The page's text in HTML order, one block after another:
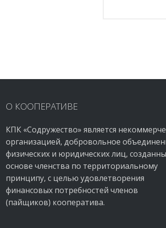
О КООПЕРАТИВЕ
КПК «Содружество» является
организацией, добровольное
физических и юридических лиц,
основе членства по территориальному
принципу, с целью удовлетворения
финансовых потребностей членов
(пайщиков) кооператива.